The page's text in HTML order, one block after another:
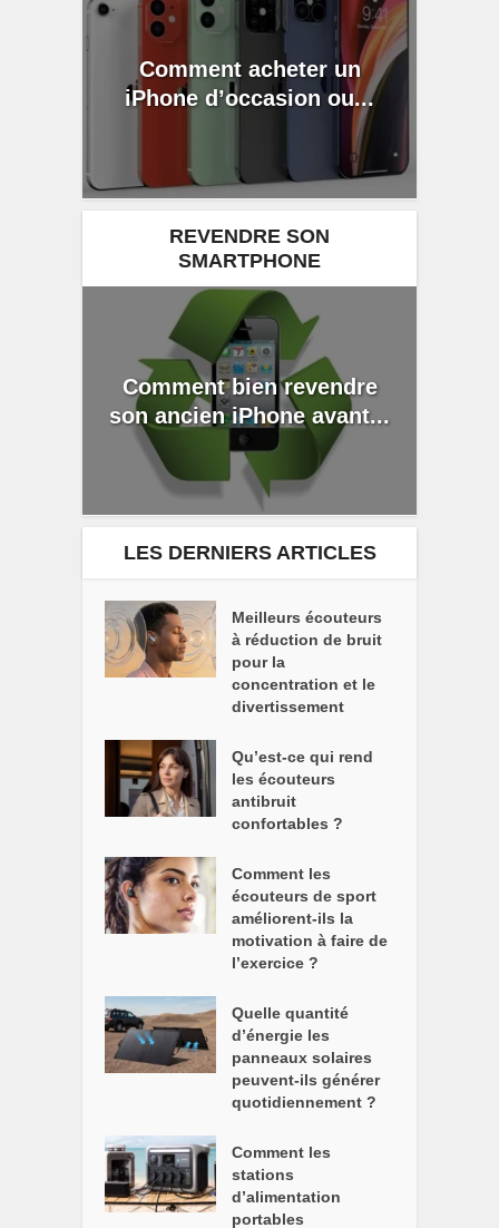
Comment acheter un
iPhone d’occasion ou...
REVENDRE SON
SMARTPHONE
Comment bien revendre
son ancien iPhone avant...
LES DERNIERS ARTICLES
Meilleurs écouteurs
à réduction de bruit
pour la
concentration et le
divertissement
Qu’est-ce qui rend
les écouteurs
antibruit
confortables ?
Comment les
écouteurs de sport
améliorent-ils la
motivation à faire de
l’exercice ?
Quelle quantité
d’énergie les
panneaux solaires
peuvent-ils générer
quotidiennement ?
Comment les
stations
d’alimentation
portables